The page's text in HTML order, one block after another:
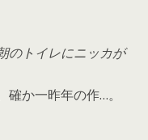
のトイレにニッカが
か一昨年の作…。